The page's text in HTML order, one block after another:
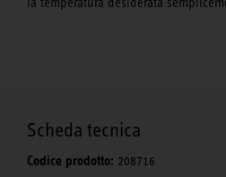
Scheda tecnica
Codice prodotto: 208716